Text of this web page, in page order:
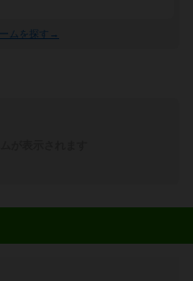
ムを探す→